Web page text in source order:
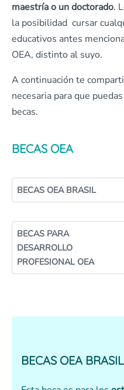
maestría o un doctorado.
la posibilidad cursar
educativos antes
OEA, distinto al suyo.
A continuación te
necesaria para que
becas.
BECAS OEA
BECAS OEA BRASIL
BECAS PARA
DESARROLLO
PROFESIONAL OEA
BECAS OEA BRASIL